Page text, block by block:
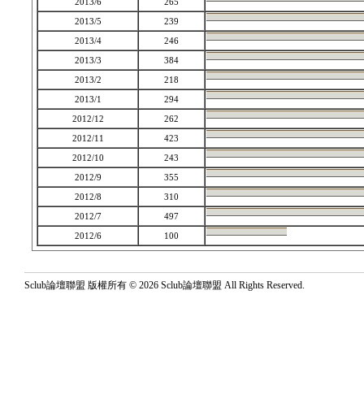
2013/5
239
2013/4
246
2013/3
384
2013/2
218
2013/1
294
2012/12
262
2012/11
423
2012/10
243
2012/9
355
2012/8
310
2012/7
497
2012/6
100
Sclub論壇聯盟 版權所有 © 2026 Sclub論壇聯盟 All Rights Reserved.